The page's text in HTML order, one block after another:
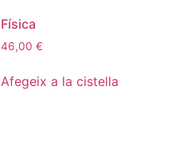
Física
46,00 €
Afegeix a la cistella